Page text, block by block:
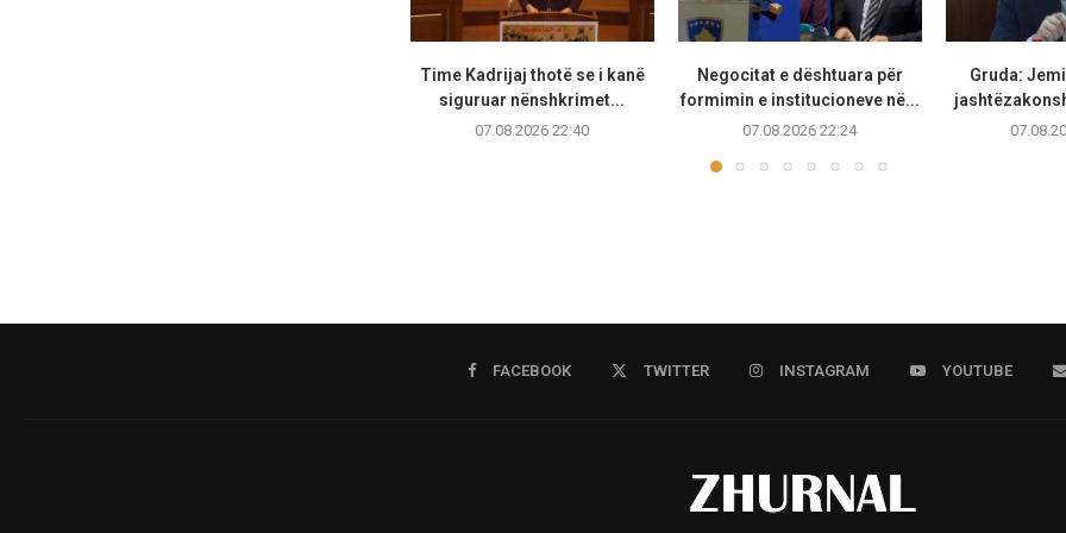
Time Kadrijaj thotë se i kanë
siguruar nënshkrimet...
07.08.2026 22:40
Negocitat e dështuara për
formimin e institucioneve në...
07.08.2026 22:24
Gruda:
FACEBOOK TWITTER INSTAGRAM YOUTUBE